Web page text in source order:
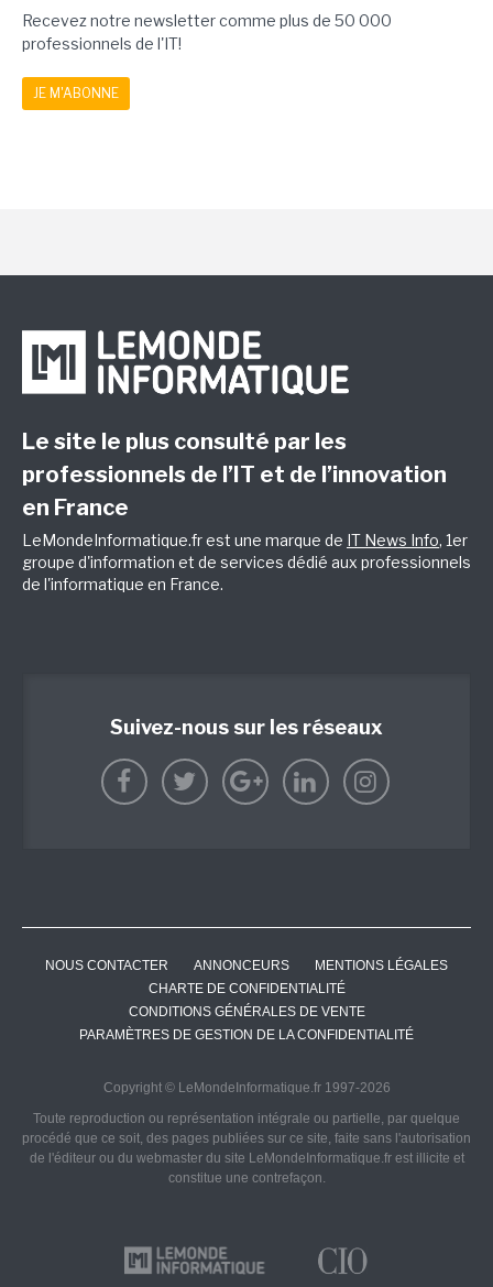
Recevez notre newsletter comme plus de 50 000
professionnels de l'IT!
JE M'ABONNE
Le site le plus consulté par les
professionnels de l’IT et de l’innovation
en France
LeMondeInformatique.fr est une marque de IT News Info, 1er
groupe d'information et de services dédié aux professionnels
de l'informatique en France.
Suivez-nous sur les réseaux
NOUS CONTACTER ANNONCEURS
MENTIONS LÉGALES
CHARTE DE CONFIDENTIALITÉ
CONDITIONS GÉNÉRALES DE VENTE
PARAMÈTRES DE GESTION DE LA CONFIDENTIALITÉ
Copyright © LeMondeInformatique.fr 1997-2026
Toute reproduction ou représentation intégrale ou partielle, par quelque
procédé que ce soit, des pages publiées sur ce site, faite sans l'autorisation
de l'éditeur ou du webmaster du site LeMondeInformatique.fr est illicite et
constitue une contrefaçon.